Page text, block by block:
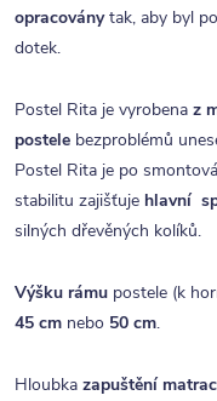
opracoványtak, aby byl
dotek.
Postel Rita je vyrobena z
postele bezproblémů
Postel Rita je po
stabilitu zajišťuje hlavní
silných dřevěných kolíků.
Výšku rámu postele (k
45 cm nebo 50 cm.
Hloubka zapuštění